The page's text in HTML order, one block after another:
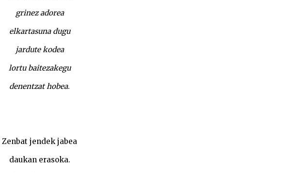
grinez adorea
elkartasuna dugu
jardute kodea
lortu baitezakegu
denentzat hobea.
Zenbat jendek jabea
daukan erasoka.